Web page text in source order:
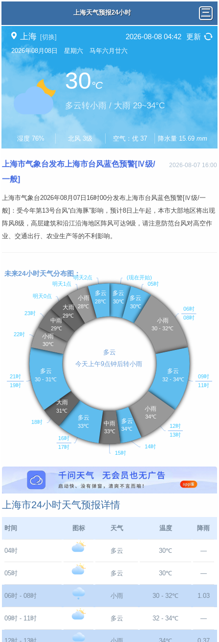
上海天气预报24小时
上海 [切换] 2026-08-08 04:42 更新
2026年08月08日 星期六 马年六月廿六
30°C
多云转小雨 / 大雨 29~34°C
湿度 76% 北风 3级 空气：优 37 降水量 15.69mm
2026-08-07 16:00
上海市气象台发布上海市台风蓝色预警[Ⅳ级/
一般]
上海市气象台2026年08月07日16时00分发布上海市台风蓝色预警[Ⅳ级/一
般]：受今年第13号台风“白海豚”影响，预计8日上午起，本市大部地区将出现
阵风8级，高层建筑和沿江沿海地区阵风可达9级，请注意防范台风对高空作
业、交通出行、农业生产等的不利影响。
上海市24小时天气预报详情
时间 图标 天气 温度 降雨
04时 多云 30℃ —
05时 多云 30℃ —
06时 - 08时 小雨 30 - 32℃ 1.03
09时 - 11时 多云 32 - 34℃ —